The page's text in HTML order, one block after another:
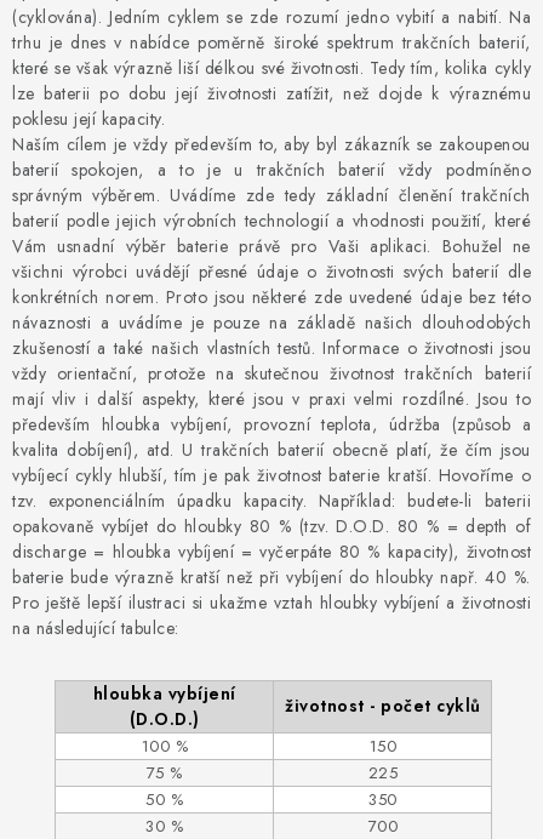
STANIČNÍ BATERIE
BATERIOVÉ BOXY
POWERBANKY
LITHIOVÉ BATERIE
NABÍJEČKY
MĚNIČE NAPĚTÍ
FOTOVOLTAIKA
STARTOVACÍ ZDROJE
TESTERY BATERIÍ
BATERIE PRO VYSAVAČE
SPOTŘEBNÍ BATERIE
PŘÍSLUŠENSTVÍ
(cyklována). Jedním cyklem se zde rozumí jedno vybití a nabití. Na
trhu je dnes v nabídce poměrně široké spektrum trakčních baterií,
které se však výrazně liší délkou své životnosti. Tedy tím, kolika cykly
lze baterii po dobu její životnosti zatížit, než dojde k výraznému
poklesu její kapacity.
Naším cílem je vždy především to, aby byl zákazník se zakoupenou
baterií spokojen, a to je u trakčních baterií vždy podmíněno
správným výběrem. Uvádíme zde tedy základní členění trakčních
baterií podle jejich výrobních technologií a vhodnosti použití, které
Vám usnadní výběr baterie právě pro Vaši aplikaci. Bohužel ne
všichni výrobci uvádějí přesné údaje o životnosti svých baterií dle
konkrétních norem. Proto jsou některé zde uvedené údaje bez této
návaznosti a uvádíme je pouze na základě našich dlouhodobých
zkušeností a také našich vlastních testů. Informace o životnosti jsou
vždy orientační, protože na skutečnou životnost trakčních baterií
mají vliv i další aspekty, které jsou v praxi velmi rozdílné. Jsou to
především hloubka vybíjení, provozní teplota, údržba (způsob a
kvalita dobíjení), atd. U trakčních baterií obecně platí, že čím jsou
vybíjecí cykly hlubší, tím je pak životnost baterie kratší. Hovoříme o
tzv. exponenciálním úpadku kapacity. Například: budete-li baterii
opakovaně vybíjet do hloubky 80 % (tzv. D.O.D. 80 % = depth of
discharge = hloubka vybíjení = vyčerpáte 80 % kapacity), životnost
baterie bude výrazně kratší než při vybíjení do hloubky např. 40 %.
Pro ještě lepší ilustraci si ukažme vztah hloubky vybíjení a životnosti
na následující tabulce:
hloubka vybíjení
(D.O.D.)
životnost - počet cyklů
100 %
150
75 %
225
50 %
350
30 %
700